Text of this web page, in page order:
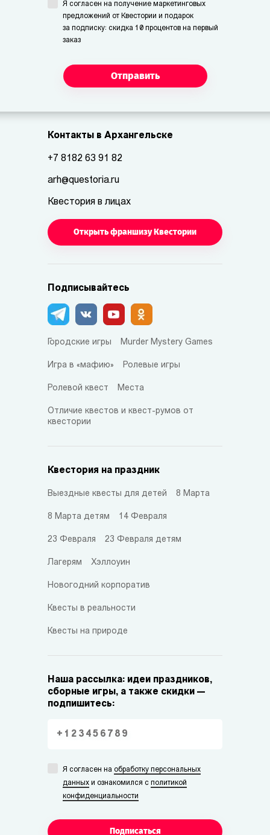
Я согласен на получение маркетинговых
предложений от Квестории и подарок
за подписку: скидка 10 процентов на первый
заказ
Отправить
Контакты в Архангельске
+7 8182 63 91 82
arh@questoria.ru
Квестория в лицах
Открыть франшизу Квестории
Подписывайтесь
Городские игры Murder Mystery Games
Игра в «мафию» Ролевые игры
Ролевой квест Места
Отличие квестов и квест-румов от
квестории
Квестория на праздник
Выездные квесты для детей 8 Марта
8 Марта детям 14 Февраля
23 Февраля 23 Февраля детям
Лагерям Хэллоуин
Новогодний корпоратив
Квесты в реальности
Квесты на природе
Наша рассылка: идеи праздников,
сборные игры, а также скидки —
подпишитесь:
Я согласен на обработку персональных
данных и ознакомился с политикой
конфиденциальности
Подписаться